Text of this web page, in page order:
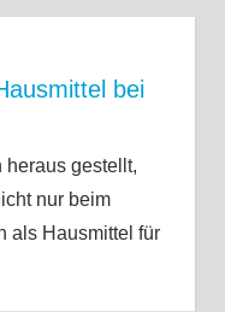
bei
heraus gestellt,
nur beim
als Hausmittel für